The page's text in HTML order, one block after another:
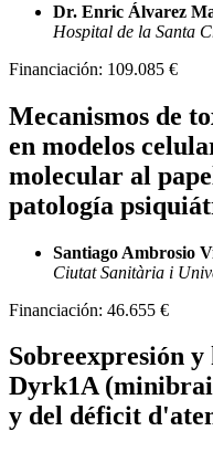
Dr. Enric Álvarez
Hospital de la Santa
Financiación: 109.085 €
Mecanismos de
en modelos
molecular al
patología
Santiago Ambrosio
Ciutat Sanitària i
Financiación: 46.655 €
Sobreexpresión
Dyrk1A
y del déficit